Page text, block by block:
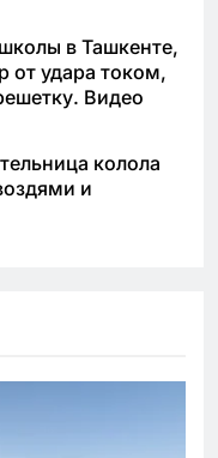
в Ташкенте,
от удара током,
Видео
колола
и